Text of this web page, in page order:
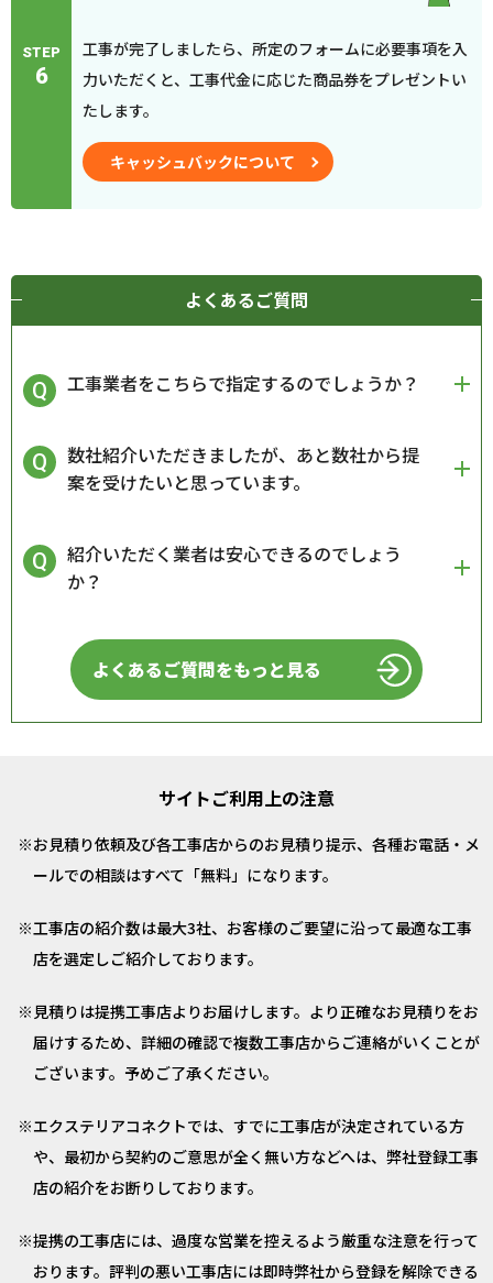
STEP
6
工事が完了しましたら、所定のフォームに必要事項を入
力いただくと、工事代金に応じた商品券をプレゼントい
たします。
キャッシュバックについて
よくあるご質問
工事業者をこちらで指定するのでしょうか？
数社紹介いただきましたが、あと数社から提
案を受けたいと思っています。
紹介いただく業者は安心できるのでしょう
か？
よくあるご質問をもっと見る
サイトご利用上の注意
お見積り依頼及び各工事店からのお見積り提示、各種お電話・メ
ールでの相談はすべて「無料」になります。
工事店の紹介数は最大3社、お客様のご要望に沿って最適な工事
店を選定しご紹介しております。
見積りは提携工事店よりお届けします。より正確なお見積りをお
届けするため、詳細の確認で複数工事店からご連絡がいくことが
ございます。予めご了承ください。
エクステリアコネクトでは、すでに工事店が決定されている方
や、最初から契約のご意思が全く無い方などへは、弊社登録工事
店の紹介をお断りしております。
提携の工事店には、過度な営業を控えるよう厳重な注意を行って
おります。評判の悪い工事店には即時弊社から登録を解除できる